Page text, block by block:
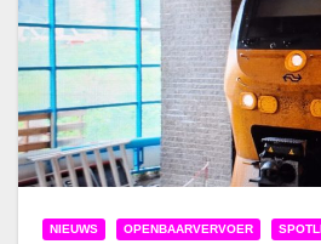
NIEUWS OPENBAARVERVOER